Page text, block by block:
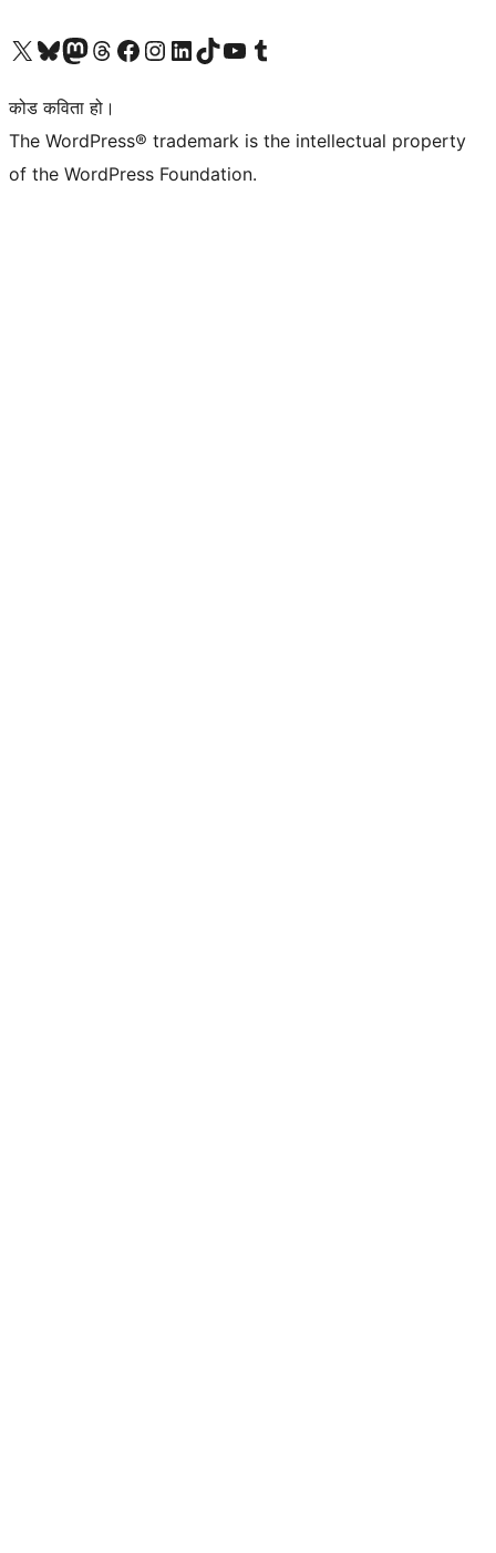
हाम्रो X (पहिले ट्विटर) खातामा जानुहोस्
हाम्रो Bluesky खाता भ्रमण गर्नुहोस्
हाम्रो म्यास्टोडन खाता भ्रमण गर्नुहोस्
हाम्रो थ्रेड्स खातामा जानुहोस्
हाम्रो फेसबुक पेजमा जानुहोस्
हाम्रो इन्स्टाग्राम खातामा जानुहोस्
हाम्रो लिङ्क्डइन खातामा जानुहोस्
हाम्रो TikTok खाता भ्रमण गर्नुहोस्
हाम्रो युट्युब च्यानलमा जानुहोस्
हाम्रो टम्बलर खाता भ्रमण गर्नुहोस्
कोड कविता हो।
The WordPress® trademark is the intellectual property
of the WordPress Foundation.